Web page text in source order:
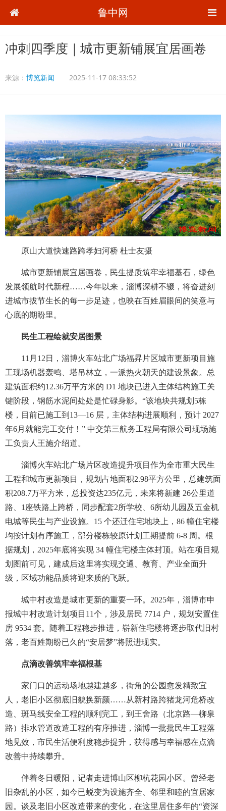
鲁中网
冲刺四季度｜城市更新铺展宜居画卷
来源： 博览新闻 2025-11-17 08:33:52
原山大道快速路跨孝妇河桥 杜士友摄
城市更新铺展宜居画卷，民生提质筑牢幸福基石，绿色
发展领航时代新程……今年以来，淄博深耕不辍，将奋进刻
进城市拔节生长的每一步足迹，也映在百姓眉眼间的笑意与
心底的期盼里。
民生工程绘就安居图景
11月12日，淄博火车站北广场福昇片区城市更新项目施
工现场机器轰鸣、塔吊林立，一派热火朝天的建设景象。总
建筑面积约12.36万平方米的 D1 地块已进入主体结构施工关
键阶段，钢筋水泥间处处是忙碌身影。“该地块共规划5栋
楼，目前已施工到13—16 层，主体结构进展顺利，预计 2027
年6月就能完工交付！” 中交第三航务工程局有限公司现场施
工负责人王施介绍道。
淄博火车站北广场片区改造提升项目作为全市重大民生
工程和城市更新项目，规划占地面积2.98平方公里，总建筑面
积208.7万平方米，总投资达235亿元，未来将新建 26公里道
路、1座铁路上跨桥，同步配套2所学校、6所幼儿园及五金机
电城等民生与产业设施。15 个还迁住宅地块上，86 幢住宅楼
均按计划有序施工，部分楼栋较原计划工期提前 6-8 周。根
据规划，2025年底将实现 34 幢住宅楼主体封顶。站在项目规
划图前可见，建成后这里将实现交通、教育、产业全面升
级，区域功能品质将迎来质的飞跃。
城中村改造是城市更新的重要一环。2025年，淄博市申
报城中村改造计划项目11个，涉及居民 7714 户，规划安置住
房 9534 套。随着工程稳步推进，崭新住宅楼将逐步取代旧村
落，老百姓期盼已久的“安居梦”将照进现实。
点滴改善筑牢幸福根基
家门口的运动场地越建越多，街角的公园愈发精致宜
人，老旧小区彻底旧貌换新颜……从新村路跨猪龙河危桥改
造、斑马线安全工程的顺利完工，到王舍路（北京路—柳泉
路）排水管道改造工程的有序推进，淄博一批批民生工程落
地见效，市民生活便利度稳步提升，获得感与幸福感在点滴
改善中持续攀升。
伴着冬日暖阳，记者走进博山区柳杭花园小区。曾经老
旧杂乱的小区，如今已蜕变为设施齐全、邻里和睦的宜居家
园。谈及老旧小区改造带来的变化，在这里居住多年的“资深